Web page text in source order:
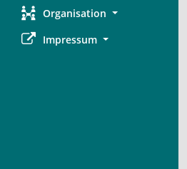
Organisation
Impressum